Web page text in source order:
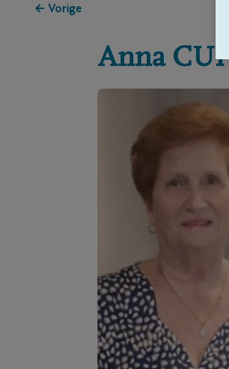
← Vorige
Anna